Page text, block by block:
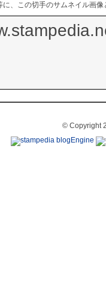
、この切手のサムネイル画
© Copyright